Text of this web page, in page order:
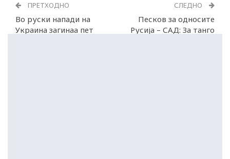
ПРЕТХОДНО
Во руски напади на
Украина загинаа пет
СЛЕДНО
Песков за односите
Русија – САД: За танго